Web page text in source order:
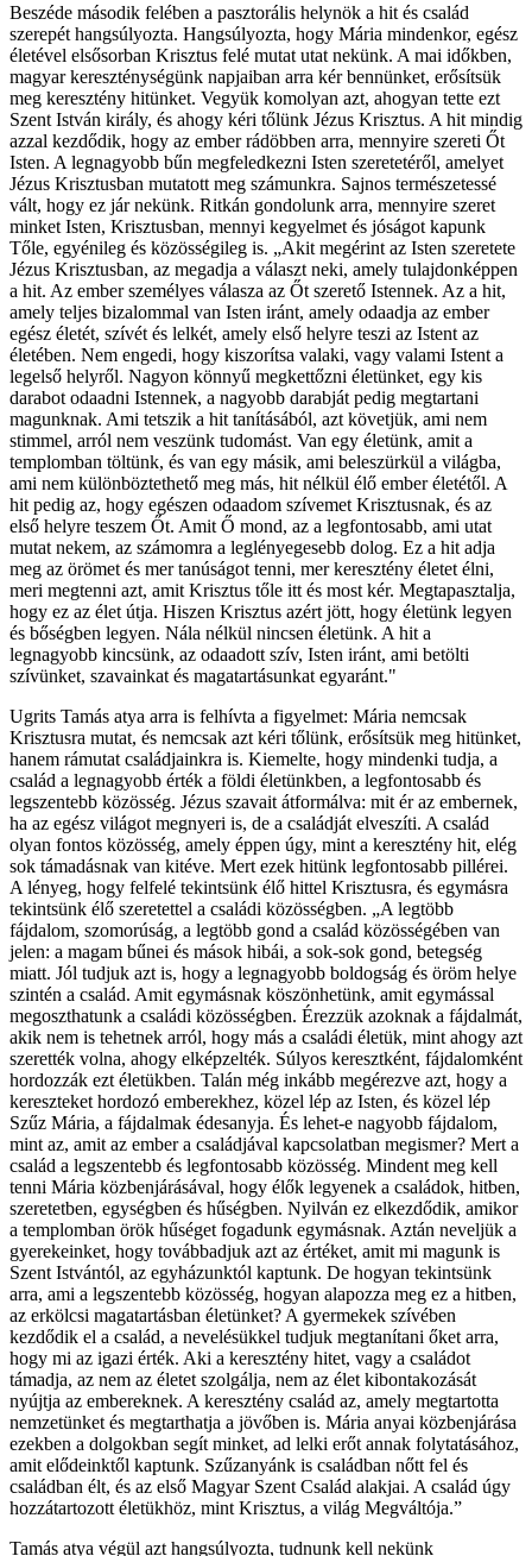
Beszéde második felében a pasztorális helynök a hit és család
szerepét hangsúlyozta. Hangsúlyozta, hogy Mária mindenkor, egész
életével elsősorban Krisztus felé mutat utat nekünk. A mai időkben,
magyar kereszténységünk napjaiban arra kér bennünket, erősítsük
meg keresztény hitünket. Vegyük komolyan azt, ahogyan tette ezt
Szent István király, és ahogy kéri tőlünk Jézus Krisztus. A hit mindig
azzal kezdődik, hogy az ember rádöbben arra, mennyire szereti Őt
Isten. A legnagyobb bűn megfeledkezni Isten szeretetéről, amelyet
Jézus Krisztusban mutatott meg számunkra. Sajnos természetessé
vált, hogy ez jár nekünk. Ritkán gondolunk arra, mennyire szeret
minket Isten, Krisztusban, mennyi kegyelmet és jóságot kapunk
Tőle, egyénileg és közösségileg is. „Akit megérint az Isten szeretete
Jézus Krisztusban, az megadja a választ neki, amely tulajdonképpen
a hit. Az ember személyes válasza az Őt szerető Istennek. Az a hit,
amely teljes bizalommal van Isten iránt, amely odaadja az ember
egész életét, szívét és lelkét, amely első helyre teszi az Istent az
életében. Nem engedi, hogy kiszorítsa valaki, vagy valami Istent a
legelső helyről. Nagyon könnyű megkettőzni életünket, egy kis
darabot odaadni Istennek, a nagyobb darabját pedig megtartani
magunknak. Ami tetszik a hit tanításából, azt követjük, ami nem
stimmel, arról nem veszünk tudomást. Van egy életünk, amit a
templomban töltünk, és van egy másik, ami beleszürkül a világba,
ami nem különböztethető meg más, hit nélkül élő ember életétől. A
hit pedig az, hogy egészen odaadom szívemet Krisztusnak, és az
első helyre teszem Őt. Amit Ő mond, az a legfontosabb, ami utat
mutat nekem, az számomra a leglényegesebb dolog. Ez a hit adja
meg az örömet és mer tanúságot tenni, mer keresztény életet élni,
meri megtenni azt, amit Krisztus tőle itt és most kér. Megtapasztalja,
hogy ez az élet útja. Hiszen Krisztus azért jött, hogy életünk legyen
és bőségben legyen. Nála nélkül nincsen életünk. A hit a
legnagyobb kincsünk, az odaadott szív, Isten iránt, ami betölti
szívünket, szavainkat és magatartásunkat egyaránt."
Ugrits Tamás atya arra is felhívta a figyelmet: Mária nemcsak
Krisztusra mutat, és nemcsak azt kéri tőlünk, erősítsük meg hitünket,
hanem rámutat családjainkra is. Kiemelte, hogy mindenki tudja, a
család a legnagyobb érték a földi életünkben, a legfontosabb és
legszentebb közösség. Jézus szavait átformálva: mit ér az embernek,
ha az egész világot megnyeri is, de a családját elveszíti. A család
olyan fontos közösség, amely éppen úgy, mint a keresztény hit, elég
sok támadásnak van kitéve. Mert ezek hitünk legfontosabb pillérei.
A lényeg, hogy felfelé tekintsünk élő hittel Krisztusra, és egymásra
tekintsünk élő szeretettel a családi közösségben. „A legtöbb
fájdalom, szomorúság, a legtöbb gond a család közösségében van
jelen: a magam bűnei és mások hibái, a sok-sok gond, betegség
miatt. Jól tudjuk azt is, hogy a legnagyobb boldogság és öröm helye
szintén a család. Amit egymásnak köszönhetünk, amit egymással
megoszthatunk a családi közösségben. Érezzük azoknak a fájdalmát,
akik nem is tehetnek arról, hogy más a családi életük, mint ahogy azt
szerették volna, ahogy elképzelték. Súlyos keresztként, fájdalomként
hordozzák ezt életükben. Talán még inkább megérezve azt, hogy a
kereszteket hordozó emberekhez, közel lép az Isten, és közel lép
Szűz Mária, a fájdalmak édesanyja. És lehet-e nagyobb fájdalom,
mint az, amit az ember a családjával kapcsolatban megismer? Mert a
család a legszentebb és legfontosabb közösség. Mindent meg kell
tenni Mária közbenjárásával, hogy élők legyenek a családok, hitben,
szeretetben, egységben és hűségben. Nyilván ez elkezdődik, amikor
a templomban örök hűséget fogadunk egymásnak. Aztán neveljük a
gyerekeinket, hogy továbbadjuk azt az értéket, amit mi magunk is
Szent Istvántól, az egyházunktól kaptunk. De hogyan tekintsünk
arra, ami a legszentebb közösség, hogyan alapozza meg ez a hitben,
az erkölcsi magatartásban életünket? A gyermekek szívében
kezdődik el a család, a nevelésükkel tudjuk megtanítani őket arra,
hogy mi az igazi érték. Aki a keresztény hitet, vagy a családot
támadja, az nem az életet szolgálja, nem az élet kibontakozását
nyújtja az embereknek. A keresztény család az, amely megtartotta
nemzetünket és megtarthatja a jövőben is. Mária anyai közbenjárása
ezekben a dolgokban segít minket, ad lelki erőt annak folytatásához,
amit elődeinktől kaptunk. Szűzanyánk is családban nőtt fel és
családban élt, és az első Magyar Szent Család alakjai. A család úgy
hozzátartozott életükhöz, mint Krisztus, a világ Megváltója.”
Tamás atya végül azt hangsúlyozta, tudnunk kell nekünk